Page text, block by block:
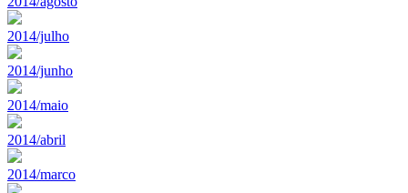
2014/julho
2014/junho
2014/maio
2014/abril
2014/marco